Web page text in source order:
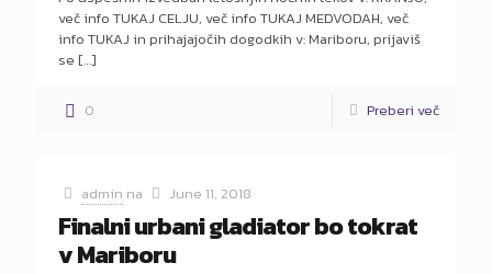
več info TUKAJ CELJU, več info TUKAJ MEDVODAH, več
info TUKAJ in prihajajočih dogodkih v: Mariboru, prijaviš
se […]
0 Preberi več
admin na June 11, 2018
Finalni urbani gladiator bo tokrat
v Mariboru